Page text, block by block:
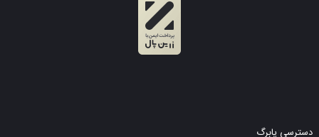
فیلتربندی بر اساس شناسه محصول، عنوان، قیمت، دسته، برچسب،
کلاس حمل و نقل، ویژگی ها، تغییرات محصول و …
قسمت های “توضیحات” ، “توضیحات کوتاه” و “یادداشت خرید” را
کنید.
دسترسی پابرگ